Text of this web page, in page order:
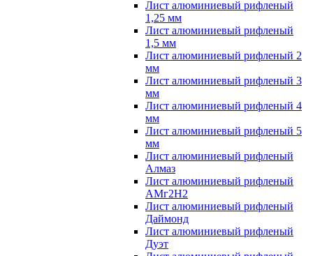
Лист алюминиевый рифленый
1,25 мм
Лист алюминиевый рифленый
1,5 мм
Лист алюминиевый рифленый 2
мм
Лист алюминиевый рифленый 3
мм
Лист алюминиевый рифленый 4
мм
Лист алюминиевый рифленый 5
мм
Лист алюминиевый рифленый
Алмаз
Лист алюминиевый рифленый
АМг2Н2
Лист алюминиевый рифленый
Даймонд
Лист алюминиевый рифленый
Дуэт